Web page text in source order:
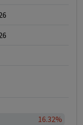
16.32%